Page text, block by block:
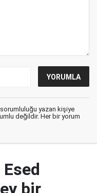
sorumluluğu yazan kişiye
değildir. Her bir yorum
bir